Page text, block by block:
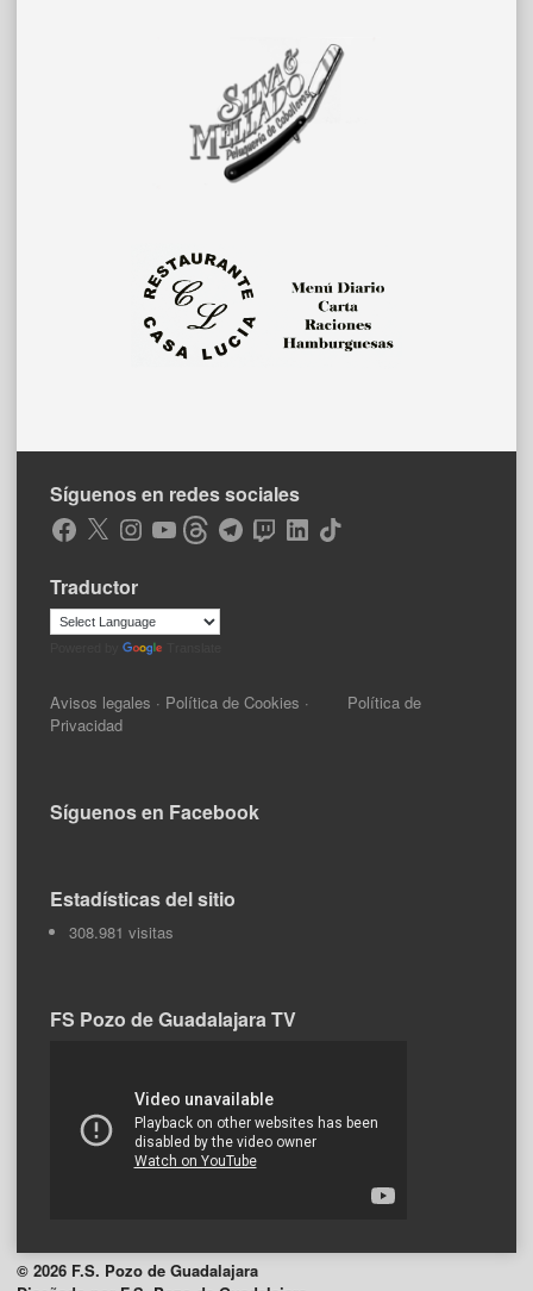
Síguenos en redes sociales
Facebook
X Instagram
YouTubeThreadsTelegramTwitchLinkedIn
TikTok
Traductor
Avisos legales · Política de Cookies · Política de
Privacidad
Síguenos en Facebook
Estadísticas del sitio
308.981 visitas
FS Pozo de Guadalajara TV
© 2026 F.S. Pozo de Guadalajara